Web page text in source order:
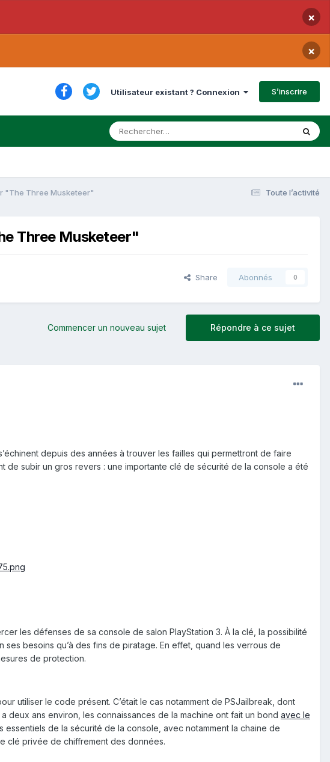
×
×
Utilisateur existant ? Connexion S’inscrire
Toute l’activité
"The Three Musketeer"
Three Musketeer"
Share Abonnés 0
Répondre à ce sujet
Commencer un nouveau sujet
depuis des années à trouver les failles qui permettront de faire
de subir un gros revers : une importante clé de sécurité de la console a été
les défenses de sa console de salon PlayStation 3. À la clé, la possibilité
besoins qu’à des fins de piratage. En effet, quand les verrous de
de protection.
utiliser le code présent. C’était le cas notamment de PSJailbreak, dont
deux ans environ, les connaissances de la machine ont fait un bond avec le
de la sécurité de la console, avec notamment la chaine de
clé privée de chiffrement des données.